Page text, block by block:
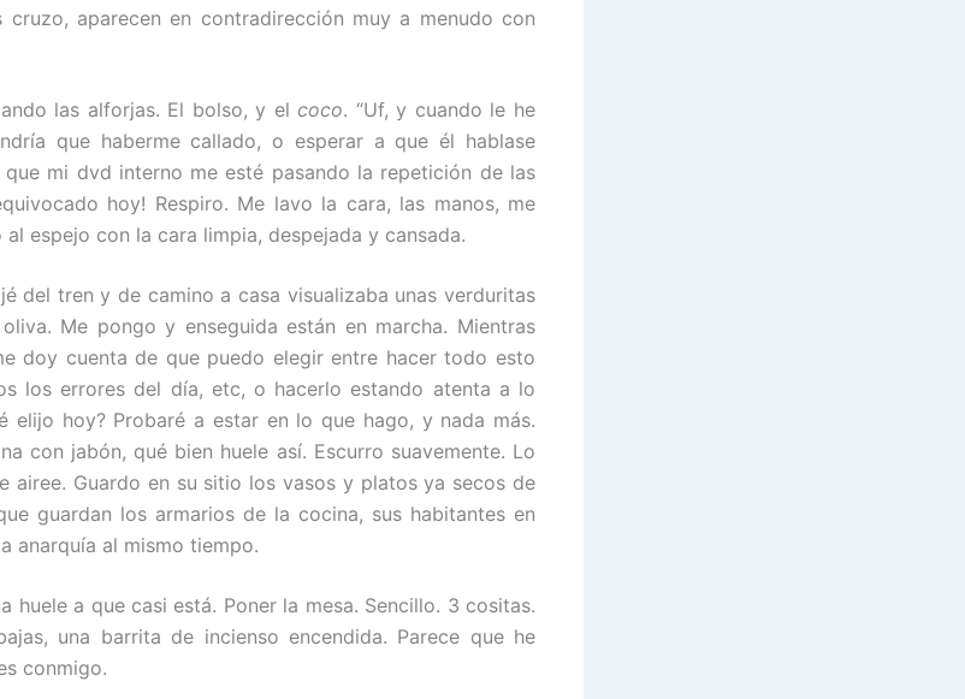
aparecen en contradirección muy a menudo con
las alforjas. El bolso, y elcoco. “Uf, y cuando le he
que haberme callado, o esperar a que él hablase
que mi dvd interno me esté pasando la repetición de las
hoy! Respiro. Me lavo la cara, las manos, me
espejo con la cara limpia, despejada y cansada.
del tren y de camino a casa visualizaba unas verduritas
Me pongo y enseguida están en marcha. Mientras
doy cuenta de que puedo elegir entre hacer todo esto
los errores del día, etc, o hacerlo estando atenta a lo
elijo hoy? Probaré a estar en lo que hago, y nada más.
con jabón, qué bien huele así. Escurro suavemente. Lo
airee. Guardo en su sitio los vasos y platos ya secos de
guardan los armarios de la cocina, sus habitantes en
anarquía al mismo tiempo.
huele a que casi está. Poner la mesa. Sencillo. 3 cositas.
una barrita de incienso encendida. Parece que he
conmigo.